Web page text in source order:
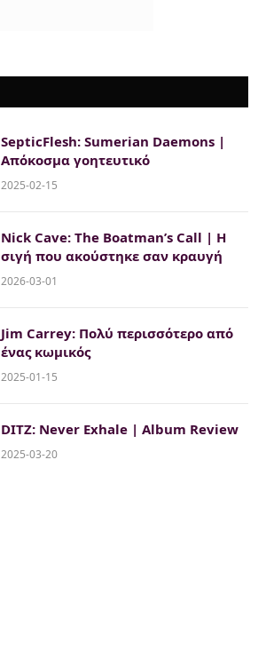
SepticFlesh: Sumerian Daemons |
Απόκοσμα γοητευτικό
2025-02-15
Nick Cave: The Boatman’s Call | Η
σιγή που ακούστηκε σαν κραυγή
2026-03-01
Jim Carrey: Πολύ περισσότερο από
ένας κωμικός
2025-01-15
DITZ: Never Exhale | Album Review
2025-03-20